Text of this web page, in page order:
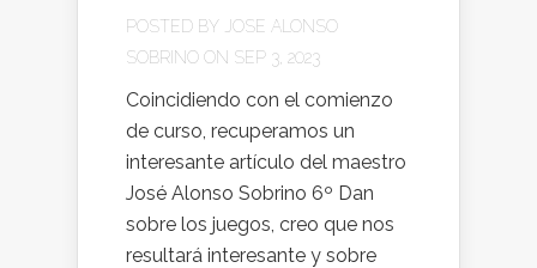
POSTED BY
JOSE ALONSO
SOBRINO ON SEP 3, 2023
Coincidiendo con el comienzo
de curso, recuperamos un
interesante artículo del maestro
José Alonso Sobrino 6º Dan
sobre los juegos, creo que nos
resultará interesante y sobre